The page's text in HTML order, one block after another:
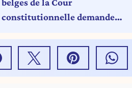
constitutionnelle demandent
conseil aux juges de l’UE